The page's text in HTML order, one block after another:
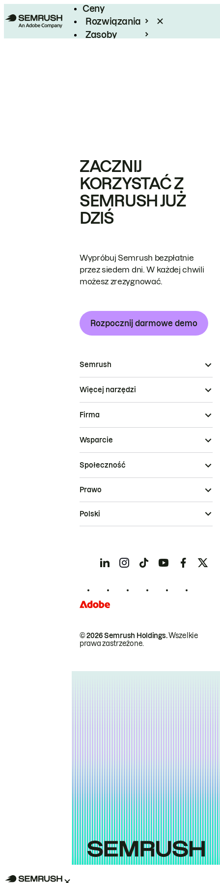
Ceny
Rozwiązania
Zasoby
ZACZNIJ
KORZYSTAĆ Z
SEMRUSH JUŻ
DZIŚ
Wypróbuj Semrush bezpłatnie
przez siedem dni. W każdej chwili
możesz zrezygnować.
Rozpocznij darmowe demo
Semrush
Więcej narzędzi
Firma
Wsparcie
Społeczność
© 2026 Semrush Holdings.Wszelkie
prawa zastrzeżone.
Prawo
Polski